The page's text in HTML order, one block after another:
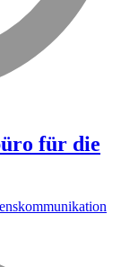
für die